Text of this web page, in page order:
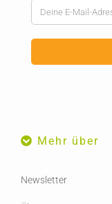
Mehr über
Newsletter